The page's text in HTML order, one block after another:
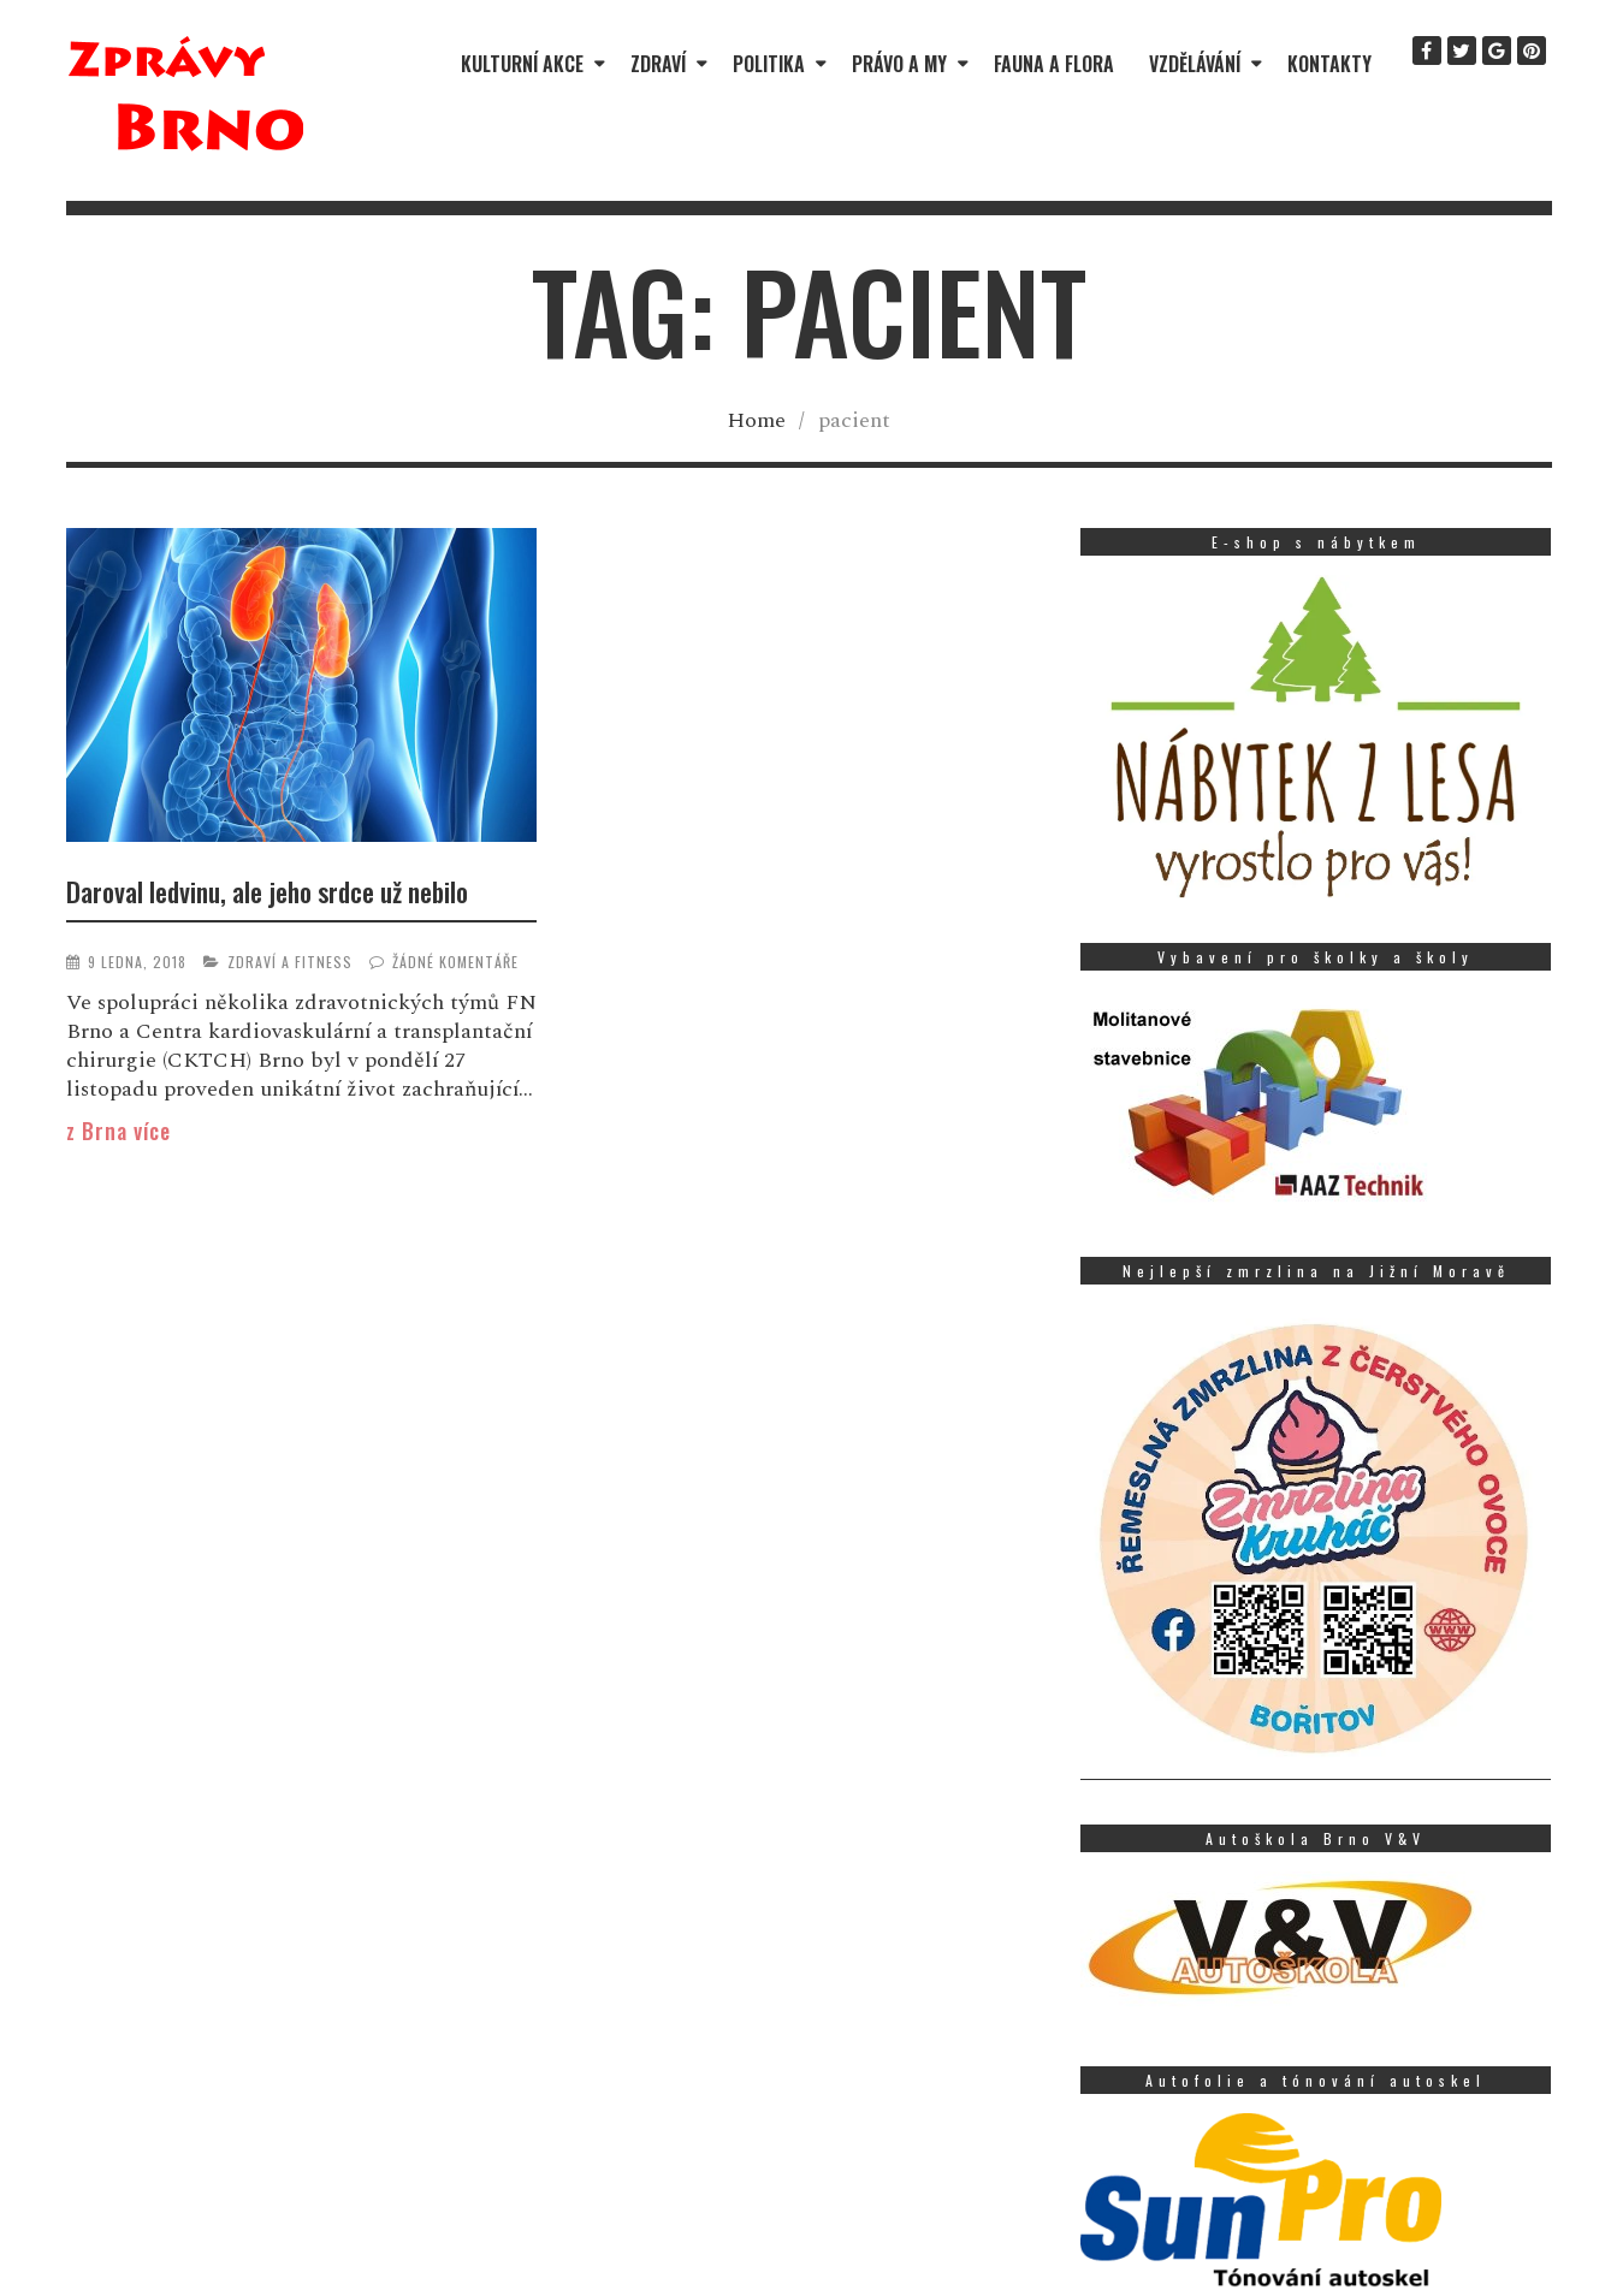
KULTURNÍ AKCE ZDRAVÍ POLITIKA PRÁVO A MY FAUNA A FLORA VZDĚLÁVÁNÍ KONTAKTY
TAG: PACIENT
Home / pacient
Daroval ledvinu, ale jeho srdce už nebilo
9 LEDNA, 2018 ZDRAVÍ A FITNESS ŽÁDNÉ KOMENTÁŘE
Ve spolupráci několika zdravotnických týmů FN
Brno a Centra kardiovaskulární a transplantační
chirurgie (CKTCH) Brno byl v pondělí 27
listopadu proveden unikátní život zachraňující...
z Brna více
E-shop s nábytkem
Vybavení pro školky a školy
Nejlepší zmrzlina na Jižní Moravě
Autoškola Brno V&V
Autofolie a tónování autoskel